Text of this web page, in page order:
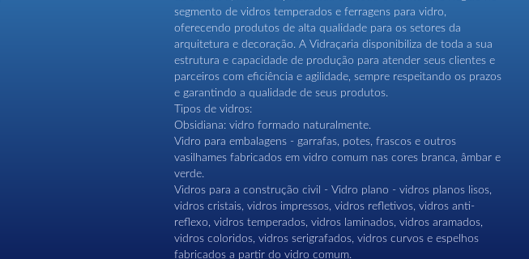
segmento de vidros temperados e ferragens para vidro,
oferecendo produtos de alta qualidade para os setores da
arquitetura e decoração. A Vidraçaria disponibiliza de toda a sua
estrutura e capacidade de produção para atender seus clientes e
parceiros com eficiência e agilidade, sempre respeitando os prazos
e garantindo a qualidade de seus produtos.
Tipos de vidros:
Obsidiana: vidro formado naturalmente.
Vidro para embalagens - garrafas, potes, frascos e outros
vasilhames fabricados em vidro comum nas cores branca, âmbar e
verde.
Vidros para a construção civil - Vidro plano - vidros planos lisos,
vidros cristais, vidros impressos, vidros refletivos, vidros anti-
reflexo, vidros temperados, vidros laminados, vidros aramados,
vidros coloridos, vidros serigrafados, vidros curvos e espelhos
fabricados a partir do vidro comum.